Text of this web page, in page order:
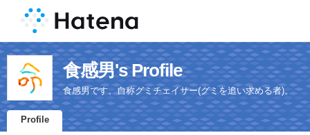
食感男's Profile
食感男です。自称グミチェイサー(グミを追い求める者)。
Profile